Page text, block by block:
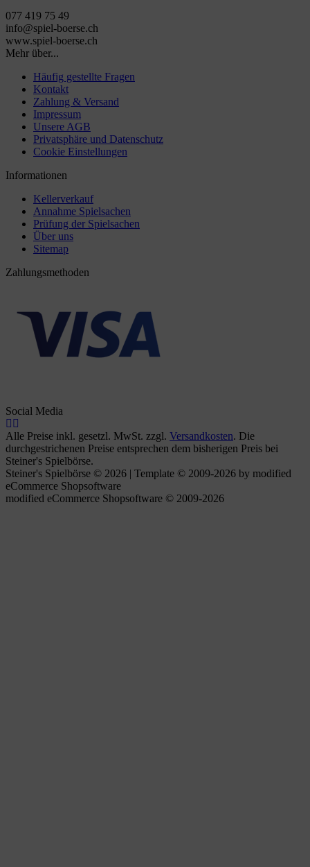
077 419 75 49
info@spiel-boerse.ch
www.spiel-boerse.ch
Mehr über...
Häufig gestellte Fragen
Kontakt
Zahlung & Versand
Impressum
Unsere AGB
Privatsphäre und Datenschutz
Cookie Einstellungen
Informationen
Kellerverkauf
Annahme Spielsachen
Prüfung der Spielsachen
Über uns
Sitemap
Zahlungsmethoden
Social Media
Alle Preise inkl. gesetzl. MwSt. zzgl. Versandkosten. Die
durchgestrichenen Preise entsprechen dem bisherigen Preis bei
Steiner's Spielbörse.
Steiner's Spielbörse © 2026 | Template © 2009-2026 by modified
eCommerce Shopsoftware
modified eCommerce Shopsoftware © 2009-2026